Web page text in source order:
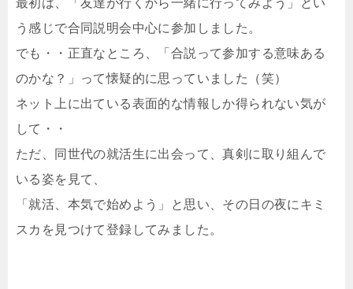
最初は、「友達が行くから一緒に行ってみよう」とい
う感じで合同説明会中心に参加しました。
でも・・正直なところ、「合説って参加する意味ある
のかな？」って懐疑的に思っていました（笑）
ネット上に出ている表面的な情報しか得られない気が
して・・
ただ、同世代の就活生に出会って、真剣に取り組んで
いる姿を見て、
「就活、本気で始めよう」と思い、その日の夜にキミ
スカを見つけて登録してみました。